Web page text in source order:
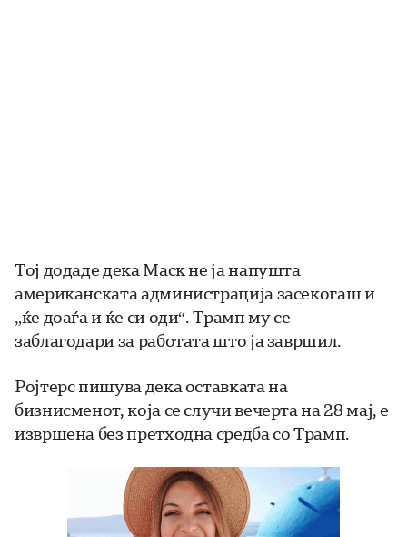
Тој додаде дека Маск не ја напушта
американската администрација засекогаш и
„ќе доаѓа и ќе си оди“. Трамп му се
заблагодари за работата што ја завршил.
Ројтерс пишува дека оставката на
бизнисменот, која се случи вечерта на 28 мај, е
извршена без претходна средба со Трамп.